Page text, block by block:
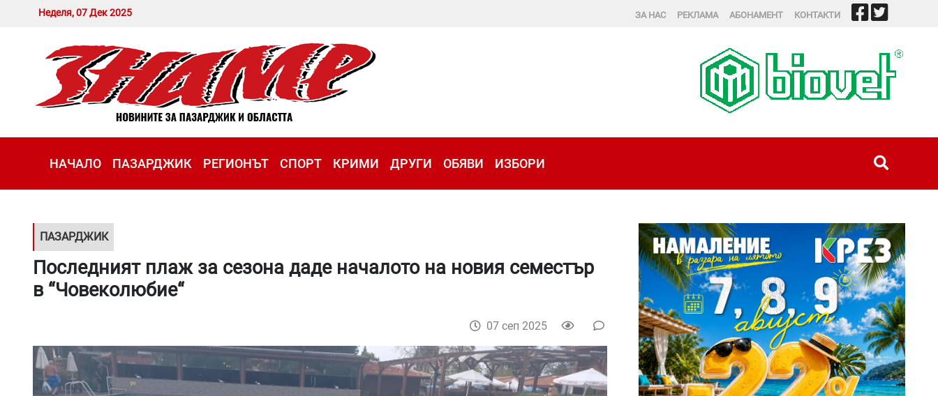
Неделя, 07 Дек 2025 ЗА НАС РЕКЛАМА АБОНАМЕНТ КОНТАКТИ
НАЧАЛО ПАЗАРДЖИК РЕГИОНЪТ СПОРТ КРИМИ ДРУГИ ОБЯВИ ИЗБОРИ
ПАЗАРДЖИК
Последният плаж за сезона даде началото на новия семестър
в “Човеколюбие“
07 сеп 2025